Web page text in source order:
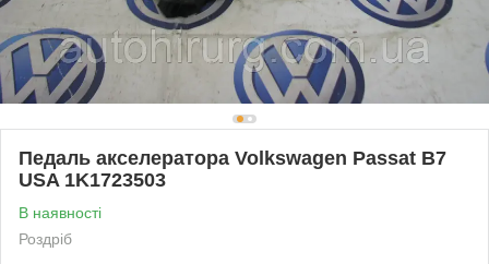
Педаль акселератора Volkswagen Passat B7
USA 1K1723503
В наявності
Роздріб